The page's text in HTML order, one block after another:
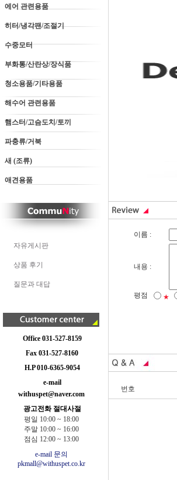
에어 관련용품
히터/냉각팬/조절기
수중모터
부화통/산란상/장식품
청소용품/기타용품
해수어 관련용품
햄스터/고슴도치/토끼
파충류/거북
새 (조류)
애견용품
자유게시판
상품 후기
질문과 대답
Office 031-527-8159
Fax 031-527-8160
H.P 010-6365-9054
e-mail
withuspet@naver.com
광고전화 절대사절
평일 10:00 ~ 18:00
주말 10:00 ~ 16:00
점심 12:00 ~ 13:00
e-mail 문의
pkmall@withuspet.co.kr
이름 :
내용 :
평점 ★
번호